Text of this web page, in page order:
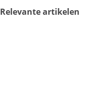
Relevante artikelen